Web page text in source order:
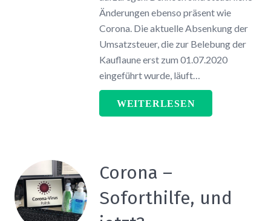
Änderungen ebenso präsent wie
Corona. Die aktuelle Absenkung der
Umsatzsteuer, die zur Belebung der
Kauflaune erst zum 01.07.2020
eingeführt wurde, läuft…
WEITERLESEN
Corona –
Soforthilfe, und